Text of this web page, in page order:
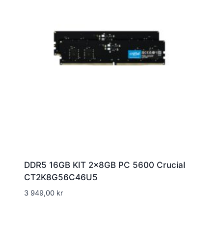
DDR5 16GB KIT 2x8GB PC 5600 Crucial
CT2K8G56C46U5
3 949,00 kr